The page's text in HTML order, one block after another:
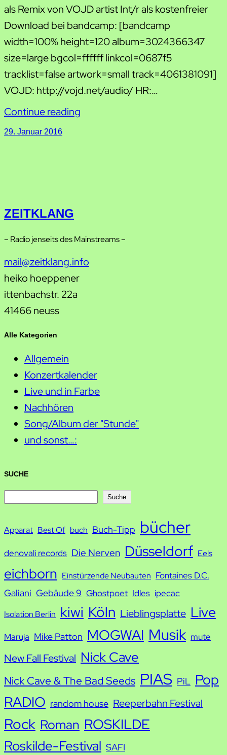
als Remix von VOJD artist Int/r als kostenfreier
Download bei bandcamp: [bandcamp
width=100% height=120 album=3024366347
size=large bgcol=ffffff linkcol=0687f5
tracklist=false artwork=small track=4061381091]
VOJD: http://vojd.net/audio/ HR:…
Continue reading
29. Januar 2016
ZEITKLANG
– Radio jenseits des Mainstreams –
mail@zeitklang.info
heiko hoeppener
ittenbachstr. 22a
41466 neuss
Alle Kategorien
Allgemein
Konzertkalender
Live und in Farbe
Nachhören
Song/Album der "Stunde"
und sonst…:
SUCHE
c
Suche
Apparat Best Of buch Buch-Tipp bücher
denovali records Die Nerven Düsseldorf Eels
eichborn Einstürzende Neubauten Fontaines D.C.
Galiani Gebäude 9 Ghostpoet Idles ipecac
Isolation Berlin kiwi Köln Lieblingsplatte Live
Maruja Mike Patton MOGWAI Musik mute
New Fall Festival Nick Cave
Nick Cave & The Bad Seeds PIAS PiL Pop
RADIO random house Reeperbahn Festival
Rock Roman ROSKILDE
Roskilde-Festival SAFI